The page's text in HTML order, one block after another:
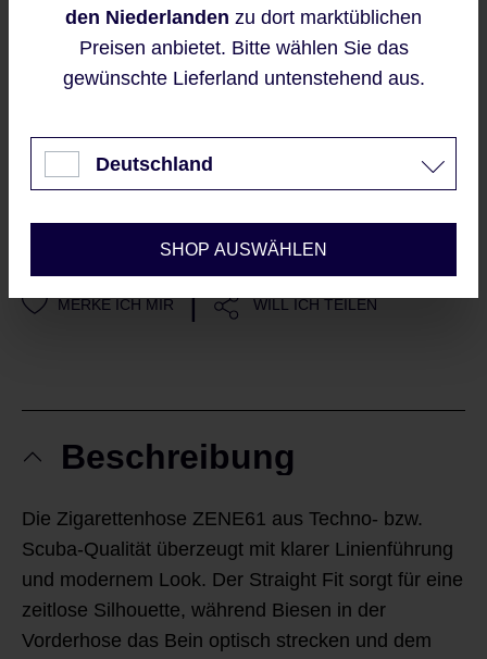
Regulärer Preis:
99,95 €
IN DEN WARENKORB
Sieht gut aus?
MERKE ICH MIR | WILL ICH TEILEN
Beschreibung
Die Zigarettenhose ZENE61 aus Techno- bzw.
Scuba-Qualität überzeugt mit klarer Linienführung
und modernem Look. Der Straight Fit sorgt für eine
zeitlose Silhouette, während Biesen in der
Vorderhose das Bein optisch strecken und dem
den Niederlanden zu dort marktüblichen
Preisen anbietet. Bitte wählen Sie das
gewünschte Lieferland untenstehend aus.
Deutschland
SHOP AUSWÄHLEN
bieten zu können.